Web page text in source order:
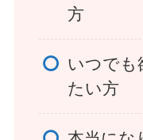
方
いつでも
たい方